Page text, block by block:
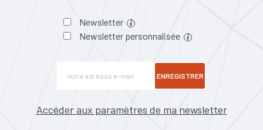
Newsletter
Newsletter personnalisée
ENREGISTRER
Accéder aux paramètres de ma newsletter